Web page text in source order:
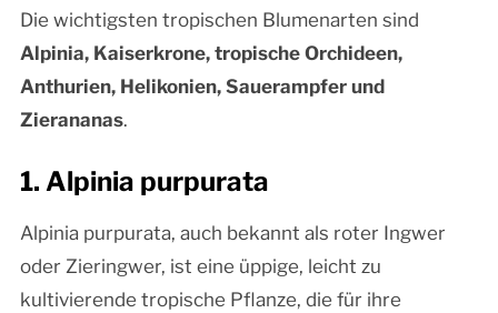
Die wichtigsten tropischen Blumenarten sind
Alpinia, Kaiserkrone, tropische Orchideen,
Anthurien, Helikonien, Sauerampfer und
Zierananas.
1. Alpinia purpurata
Alpinia purpurata, auch bekannt als roter Ingwer
oder Zieringwer, ist eine üppige, leicht zu
kultivierende tropische Pflanze, die für ihre